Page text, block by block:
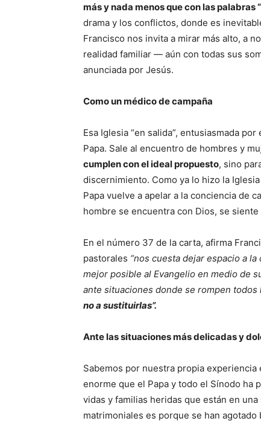
más y nada menos que con las palabras
drama y los conflictos, donde es
Francisco nos invita a mirar más alto, a
realidad familiar — aún con todas sus
anunciada por Jesús.
Como un médico de campaña
Esa Iglesia “en salida”, entusiasmada
Papa. Sale al encuentro de hombres y
cumplen con el ideal propuesto, sino
discernimiento. Como ya lo hizo la
Papa vuelve a apelar a la conciencia de
hombre se encuentra con Dios, se
En el número 37 de la carta, afirma
pastorales “nos cuesta dejar espacio a
mejor posible al Evangelio en medio de
ante situaciones donde se rompen todos
no a sustituirlas”.
Ante las situaciones más delicadas y
Sabemos por nuestra propia
enorme que el Papa y todo el Sínodo ha
vidas y familias heridas que están en
matrimoniales es porque se han